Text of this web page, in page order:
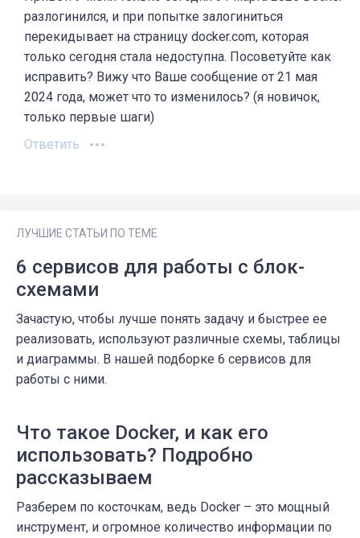
разлогинился, и при попытке залогиниться
перекидывает на страницу docker.com, которая
только сегодня стала недоступна. Посоветуйте как
исправить? Вижу что Ваше сообщение от 21 мая
2024 года, может что то изменилось? (я новичок,
только первые шаги)
Ответить
ЛУЧШИЕ СТАТЬИ ПО ТЕМЕ
6 сервисов для работы с блок-
схемами
Зачастую, чтобы лучше понять задачу и быстрее ее
реализовать, используют различные схемы, таблицы
и диаграммы. В нашей подборке 6 сервисов для
работы с ними.
Что такое Docker, и как его
использовать? Подробно
рассказываем
Разберем по косточкам, ведь Docker – это мощный
инструмент, и огромное количество информации по